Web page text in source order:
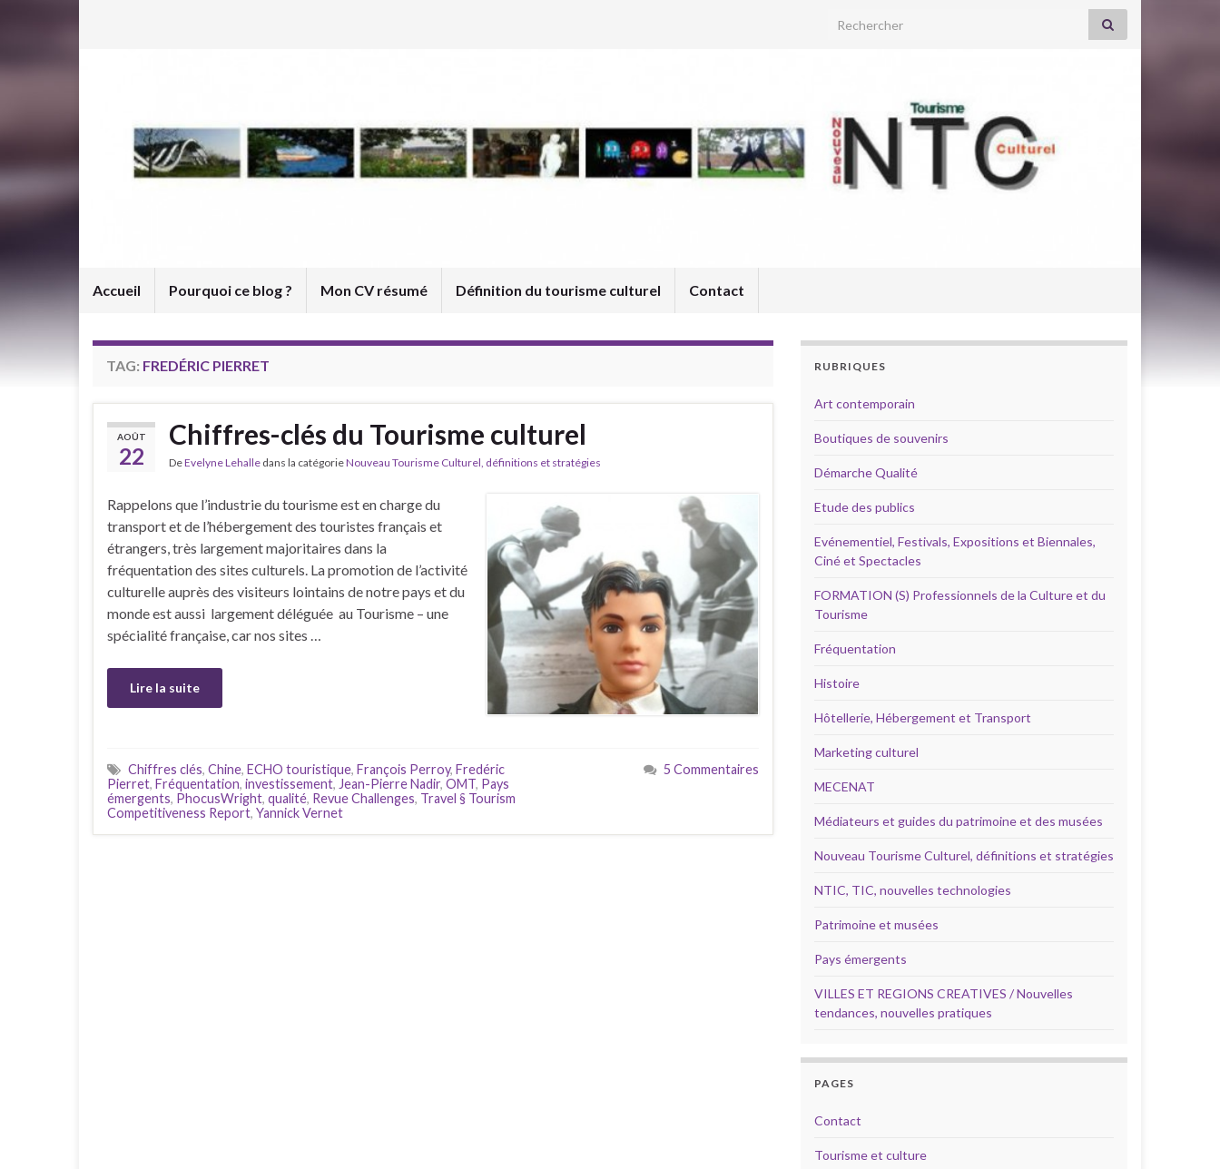
Search for:
Accueil Pourquoi ce blog ? Mon CV résumé Définition du tourisme culturel Contact
TAG: FREDÉRIC PIERRET
AOÛT
22
Chiffres-clés du Tourisme culturel
DeEvelyne Lehalle dans la catégorieNouveau Tourisme Culturel, définitions et stratégies
Rappelons que l’industrie du tourisme est en charge du
transport et de l’hébergement des touristes français et
étrangers, très largement majoritaires dans la
fréquentation des sites culturels. La promotion de l’activité
culturelle auprès des visiteurs lointains de notre pays et du
monde est aussi largement déléguée au Tourisme – une
spécialité française, car nos sites …
Lire la suite
Chiffres clés, Chine, ECHO touristique, François Perroy, Fredéric
Pierret, Fréquentation, investissement, Jean-Pierre Nadir, OMT, Pays
émergents, PhocusWright, qualité, Revue Challenges, Travel § Tourism
Competitiveness Report, Yannick Vernet
5 Commentaires
RUBRIQUES
Art contemporain
Boutiques de souvenirs
Démarche Qualité
Etude des publics
Evénementiel, Festivals, Expositions et Biennales,
Ciné et Spectacles
FORMATION (S) Professionnels de la Culture et du
Tourisme
Fréquentation
Histoire
Hôtellerie, Hébergement et Transport
Marketing culturel
MECENAT
Médiateurs et guides du patrimoine et des musées
Nouveau Tourisme Culturel, définitions et stratégies
NTIC, TIC, nouvelles technologies
Patrimoine et musées
Pays émergents
VILLES ET REGIONS CREATIVES / Nouvelles
tendances, nouvelles pratiques
PAGES
Contact
Tourisme et culture